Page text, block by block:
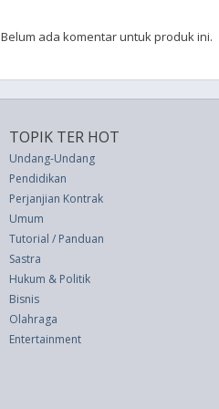
Belum ada komentar untuk produk ini.
TOPIK TER HOT
Undang-Undang
Pendidikan
Perjanjian Kontrak
Umum
Tutorial / Panduan
Sastra
Hukum & Politik
Bisnis
Olahraga
Entertainment